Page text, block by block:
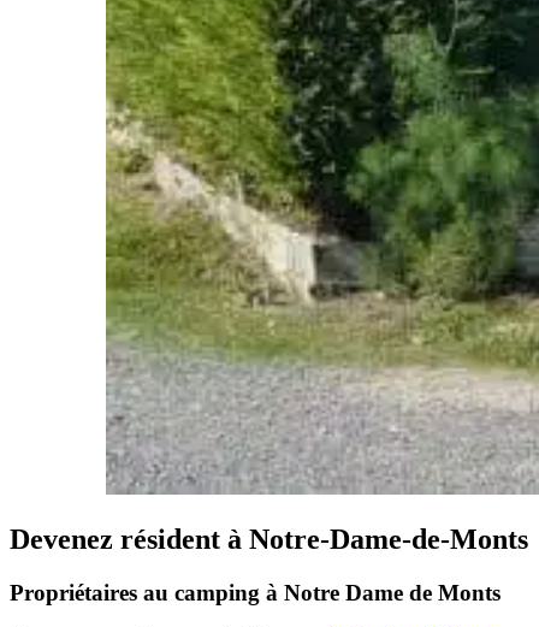
Devenez résident à Notre-Dame-de-Monts
Propriétaires au camping à Notre Dame de Monts